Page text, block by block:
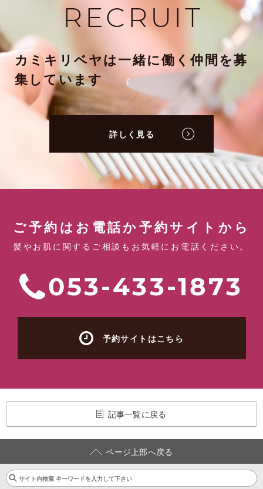
RECRUIT
カミキリベヤは一緒に働く仲間を募
集しています
詳しく見る
ご予約はお電話か予約サイトから
髪やお肌に関するご相談もお気軽にお電話ください。
053-433-1873
予約サイトはこちら
記事一覧に戻る
ページ上部へ戻る